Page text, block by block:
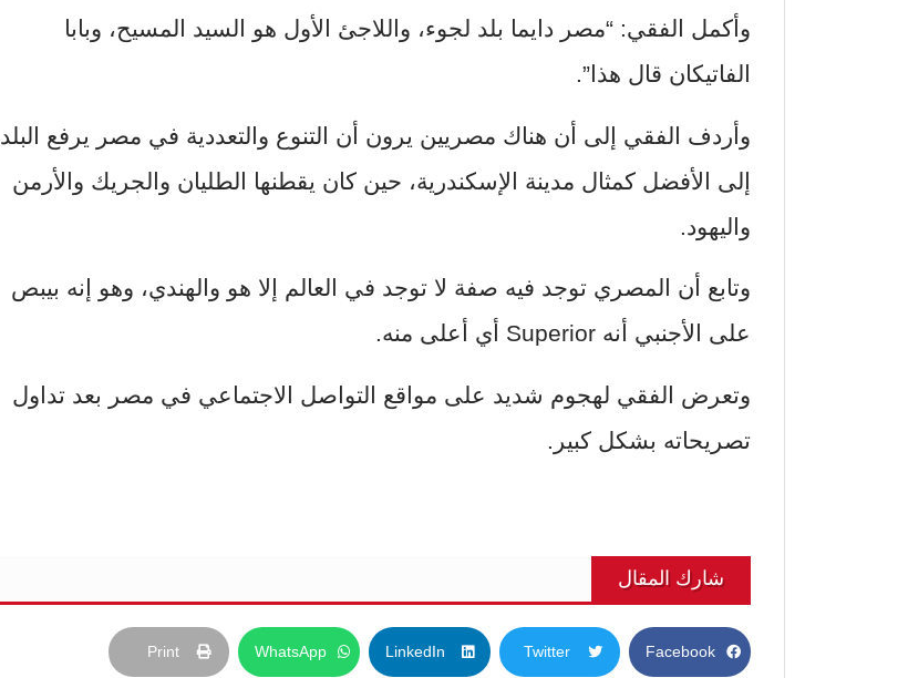
وأكمل الفقي: “مصر دايما بلد لجوء، واللاجئ الأول هو السيد المسيح، وبابا
الفاتيكان قال هذا”.
وأردف الفقي إلى أن هناك مصريين يرون أن التنوع والتعددية في مصر يرفع البلد
إلى الأفضل كمثال مدينة الإسكندرية، حين كان يقطنها الطليان والجريك والأرمن
واليهود.
وتابع أن المصري توجد فيه صفة لا توجد في العالم إلا هو والهندي، وهو إنه بيبص
على الأجنبي أنه Superior أي أعلى منه.
وتعرض الفقي لهجوم شديد على مواقع التواصل الاجتماعي في مصر بعد تداول
تصريحاته بشكل كبير.
شارك المقال
Facebook
Twitter
LinkedIn
WhatsApp
Print